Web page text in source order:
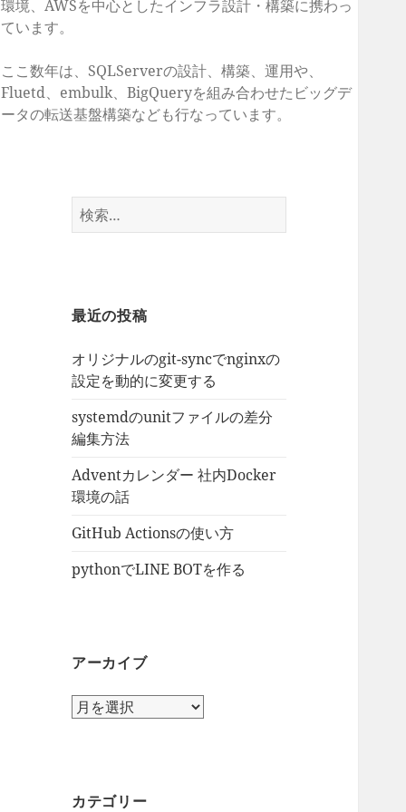
環境、AWSを中心としたインフラ設計・構築に携わっ
ています。
ここ数年は、SQLServerの設計、構築、運用や、
Fluetd、embulk、BigQueryを組み合わせたビッグデ
ータの転送基盤構築なども行なっています。
検
索:
最近の投稿
オリジナルのgit-syncでnginxの
設定を動的に変更する
systemdのunitファイルの差分
編集方法
Adventカレンダー 社内Docker
環境の話
GitHub Actionsの使い方
pythonでLINE BOTを作る
アーカイブ
ア
ブ
カテゴリー